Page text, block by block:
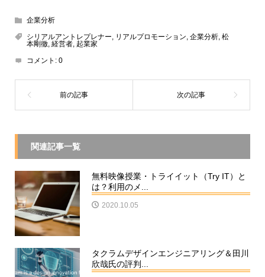
企業分析
シリアルアントレプレナー
リアルプロモーション 企業分析, 松
本剛徹, 経営者, 起業家
コメント: 0
関連記事一覧
無料映像授業・トライイット（Try IT）と
は？利用のメ...
2020.10.05
タクラムデザインエンジニアリング＆田川
欣哉氏の評判...